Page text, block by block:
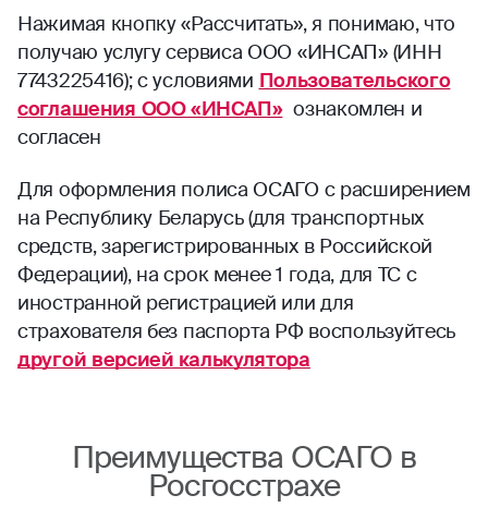
Нажимая кнопку «Рассчитать», я понимаю, что
получаю услугу сервиса ООО «ИНСАП» (ИНН
7743225416); с условиями Пользовательского
соглашения ООО «ИНСАП» ознакомлен и
согласен
Для оформления полиса ОСАГО с расширением
на Республику Беларусь (для транспортных
средств, зарегистрированных в Российской
Федерации), на срок менее 1 года, для ТС с
иностранной регистрацией или для
страхователя без паспорта РФ воспользуйтесь
другой версией калькулятора
Преимущества ОСАГО в
Росгосстрахе